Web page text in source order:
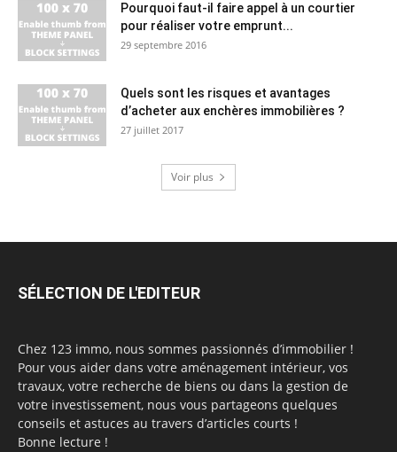
Pourquoi faut-il faire appel à un courtier
pour réaliser votre emprunt...
29 septembre 2016
Quels sont les risques et avantages
d’acheter aux enchères immobilières ?
27 juillet 2017
Voir plus
SÉLECTION DE L'EDITEUR
Chez 123 immo, nous sommes passionnés d’immobilier !
Pour vous aider dans votre aménagement intérieur, vos
travaux, votre recherche de biens ou dans la gestion de
votre investissement, nous vous partageons quelques
conseils et astuces au travers d’articles courts !
Bonne lecture !